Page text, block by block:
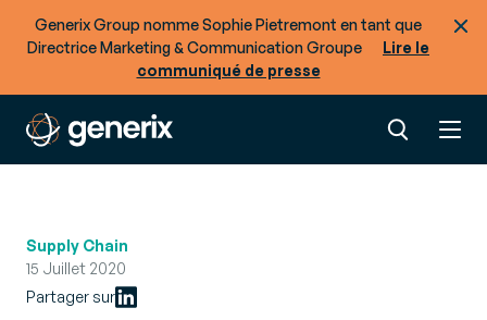
Generix Group nomme Sophie Pietremont en tant que
Directrice Marketing & Communication Groupe
Lire le
communiqué de presse
Supply Chain
15 Juillet 2020
Partager sur